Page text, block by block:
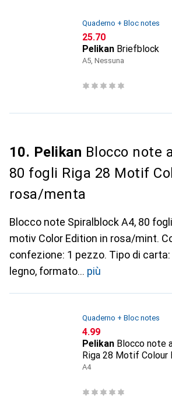
Quaderno + Bloc notes
CHF
25.70
Pelikan Briefblock
A5, Nessuna
10. Pelikan Blocco note
80 fogli Riga 28 Motif
rosa/menta
Blocco note Spiralblock A4, 80
motiv Color Edition in rosa/mint.
confezione: 1 pezzo. Tipo di
legno, formato
più
Quaderno + Bloc notes
CHF
4.99
Pelikan Blocco note
Riga 28 Motif
A4